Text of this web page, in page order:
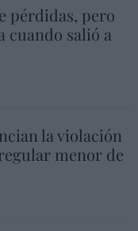
pérdidas, pero
cuando salió a
la violación
menor de